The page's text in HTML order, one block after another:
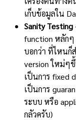
เก็บข้อมูลใน
Sanity Testing
function หลักๆ
บอกว่า ที่ไหนก็
version ใหม่ๆ
เป็นการ fixed
เป็นการ
ระบบ หรือ
กลัวครับ)